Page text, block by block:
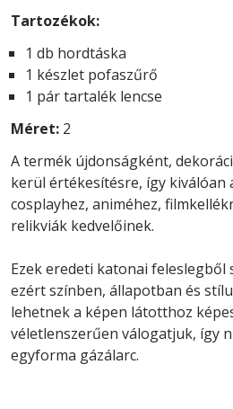
Tartozékok:
1 db hordtáska
1 készlet pofaszűrő
1 pár tartalék lencse
Méret: 2
A termék újdonságként,
kerül értékesítésre, így kiválóan
cosplayhez, animéhez,
relikviák kedvelőinek.
Ezek eredeti katonai feleslegből
ezért színben, állapotban és
lehetnek a képen látotthoz
véletlenszerűen válogatjuk, így
egyforma gázálarc.